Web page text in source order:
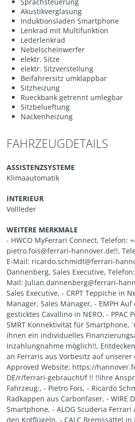
Akustikverglasung
Induktionsladen Smartphone
Lenkrad mit Multifunktion
Lederlenkrad
Nebelscheinwerfer
elektr. Sitze
elektr. Sitzverstellung
Beifahrersitz umklappbar
Sitzheizung
Rueckbank getrennt umlegbar
Sitzbelueftung
Nackenheizung
FAHRZEUGDETAILS
ASSISTENZSYSTEME
Klimaautomatik
INTERIEUR
Vollleder
WEITERE MERKMALE
- HWCO MyFerrari Connect, Telefon:
pietro.fois@ferrari-hannover.de!!,
E-Mail: ricardo.schmidt@ferrari-
Dannenberg, Sales Executive,
Mail: Julian.dannenberg@ferrari-
Sales Executive, - CRPT Teppiche in
Manager, Sales Manager, - EMPH
gesticktes Cavallino in NERO, - PPAC
SMRT Konnektivität für Smartphone,
Ihnen ein individuelles
Inzahlungnahme möglich!!,
an Ferraris aus Vorbesitz auf
Approved Website: https://
DE/r/ferrari-gebraucht/f !! !!Ihre
Fahrzeug:, - Pietro Fois, - Ricardo
Radkappen aus Carbonfaser, - WIRE
Smartphone, - ALOG Scuderia
den Kotflügeln, - CALC Bremssättel in